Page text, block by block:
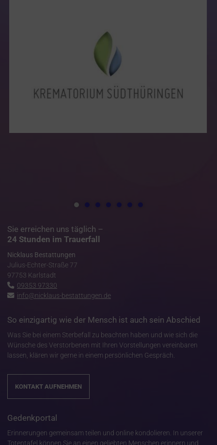
Sie erreichen uns täglich –
24 Stunden im Trauerfall
Nicklaus Bestattungen
Julius-Echter-Straße 77
97753 Karlstadt
09353 97330
info@nicklaus-bestattungen.de
So einzigartig wie der Mensch ist auch sein Abschied
Was Sie bei einem Sterbefall zu beachten haben und wie sich die
Wünsche des Verstorbenen mit Ihren Vorstellungen vereinbaren
lassen, klären wir gerne in einem persönlichen Gespräch.
KONTAKT AUFNEHMEN
Gedenkportal
Erinnerungen gemeinsam teilen und online kondolieren. In unserer
Totentafel können Sie an einen geliebten Menschen erinnern und